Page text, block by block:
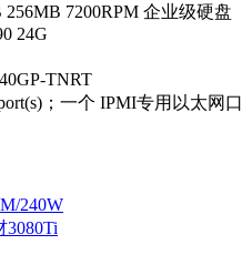
256MB 7200RPM 企业级硬盘
24G
TNRT
；一个 IPMI专用以太网口
240W
3080Ti